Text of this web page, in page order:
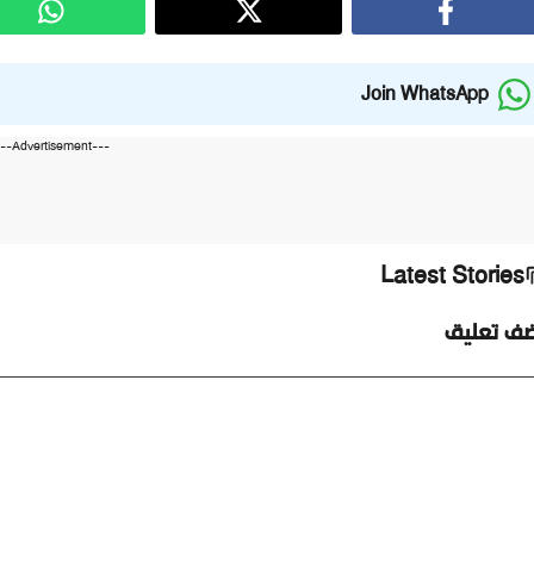
Join WhatsApp
---Advertisement---
Latest Stories
تعليق